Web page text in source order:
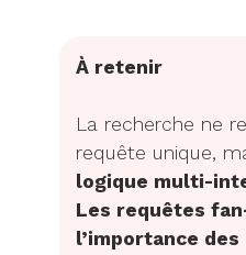
À retenir
La recherche ne
requête unique,
logique multi-
Les requêtes
l’importance